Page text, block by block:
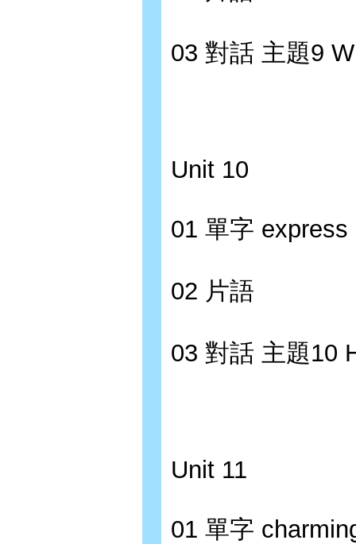
03 對話 主題9
Unit 10
01 單字 express
02 片語
03 對話 主題10
Unit 11
01 單字